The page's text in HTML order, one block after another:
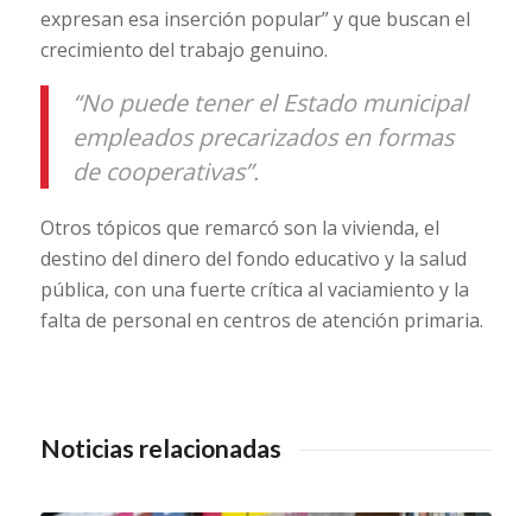
expresan esa inserción popular” y que buscan el
crecimiento del trabajo genuino.
“No puede tener el Estado municipal
empleados precarizados en formas
de cooperativas”.
Otros tópicos que remarcó son la vivienda, el
destino del dinero del fondo educativo y la salud
pública, con una fuerte crítica al vaciamiento y la
falta de personal en centros de atención primaria.
Noticias relacionadas